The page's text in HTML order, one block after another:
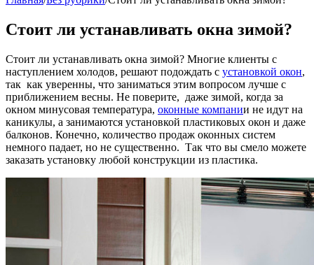
Стоит ли устанавливать окна зимой?
Стоит ли устанавливать окна зимой? Многие клиенты с
наступлением холодов, решают подождать с установкой окон,
так как уверенны, что заниматься этим вопросом лучше с
приближением весны. Не поверите, даже зимой, когда за
окном минусовая температура, оконные компании не идут на
каникулы, а занимаются установкой пластиковых окон и даже
балконов. Конечно, количество продаж оконных систем
немного падает, но не существенно. Так что вы смело можете
заказать установку любой конструкции из пластика.